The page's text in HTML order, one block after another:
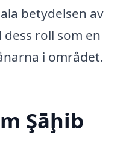
betydelsen av
roll som en
i området.
Şāḩib